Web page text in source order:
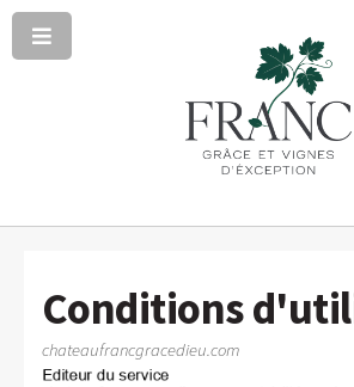
Conditions
chateaufrancgracedieu.com